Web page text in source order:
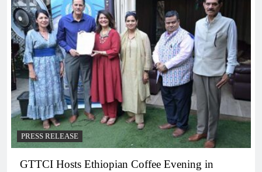
PRESS RELEASE
GTTCI Hosts Ethiopian Coffee Evening in